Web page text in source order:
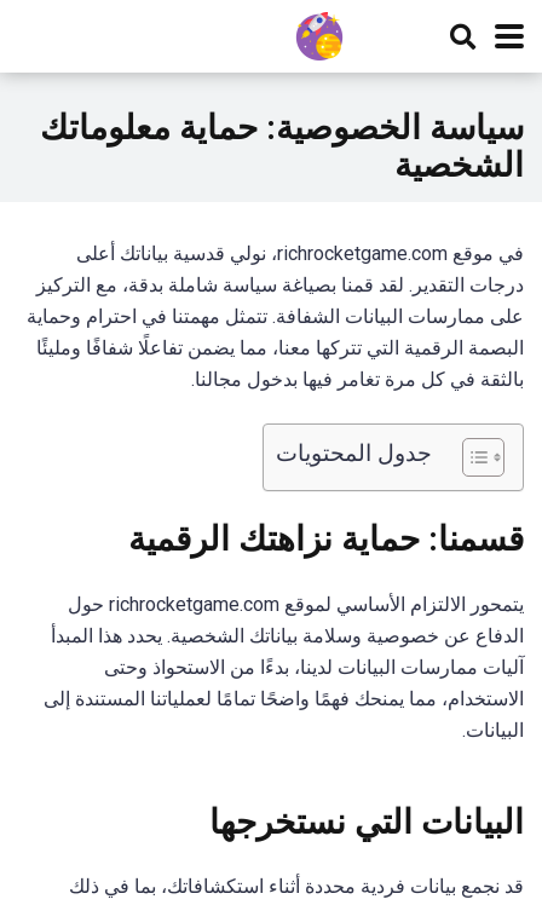
سياسة الخصوصية: حماية معلوماتك
الشخصية
في موقع richrocketgame.com، نولي قدسية بياناتك أعلى
درجات التقدير. لقد قمنا بصياغة سياسة شاملة بدقة، مع التركيز
على ممارسات البيانات الشفافة. تتمثل مهمتنا في احترام وحماية
البصمة الرقمية التي تتركها معنا، مما يضمن تفاعلًا شفافًا ومليئًا
بالثقة في كل مرة تغامر فيها بدخول مجالنا.
جدول المحتويات
قسمنا: حماية نزاهتك الرقمية
يتمحور الالتزام الأساسي لموقع richrocketgame.com حول
الدفاع عن خصوصية وسلامة بياناتك الشخصية. يحدد هذا المبدأ
آليات ممارسات البيانات لدينا، بدءًا من الاستحواذ وحتى
الاستخدام، مما يمنحك فهمًا واضحًا تمامًا لعملياتنا المستندة إلى
البيانات.
البيانات التي نستخرجها
قد نجمع بيانات فردية محددة أثناء استكشافاتك، بما في ذلك